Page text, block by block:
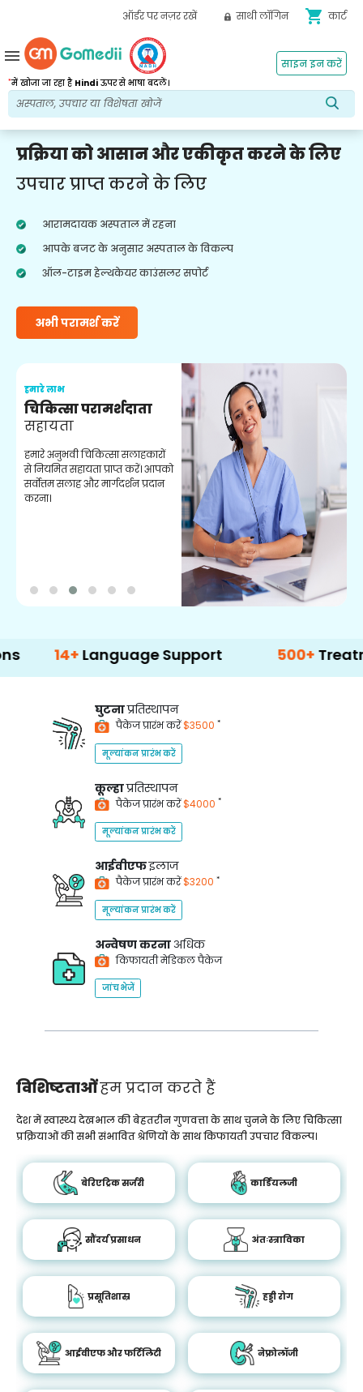
ऑर्डर पर नज़र रखें साथी लॉगिन shopping_cart कार्ट
*में खोजा जा रहा है Hindiऊपर से भाषा बदलें।
साइन इन करें
menu
प्रक्रिया को आसान और एकीकृत करने के लिए
उपचार प्राप्त करने के लिए
आरामदायक अस्पताल में रहना
आपके बजट के अनुसार अस्पताल के विकल्प
ऑल-टाइम हेल्थकेयर काउंसलर सपोर्ट
अभी परामर्श करें
हमारे लाभ
चिकित्सा परामर्शदाता
सहायता
हमारे अनुभवी चिकित्सा सलाहकारों
से नियमित सहायता प्राप्त करें। आपको
सर्वोत्तम सलाह और मार्गदर्शन प्रदान
करना।
Language Support 500+ Treatment
घुटनाप्रतिस्थापन
पैकेज प्रारंभ करें$3500 *
मूल्यांकन प्रारंभ करें
कूल्हाप्रतिस्थापन
पैकेज प्रारंभ करें$4000 *
मूल्यांकन प्रारंभ करें
आईवीएफइलाज
पैकेज प्रारंभ करें$3200 *
मूल्यांकन प्रारंभ करें
अन्वेषण करना अधिक
किफायती मेडिकल पैकेज
जांच भेजें
विशिष्टताओंहम प्रदान करते हैं
देश में स्वास्थ्य देखभाल की बेहतरीन गुणवत्ता के साथ चुनने के लिए चिकित्सा
प्रक्रियाओं की सभी संभावित श्रेणियों के साथ किफायती उपचार विकल्प।
बेरिएट्रिक सर्जरी कार्डियलजी
सौंदर्य प्रसाधन अंतःस्त्राविका
प्रसूतिशास्र हड्डी रोग
आईवीएफ और फर्टिलिटी नेफ्रोलॉजी